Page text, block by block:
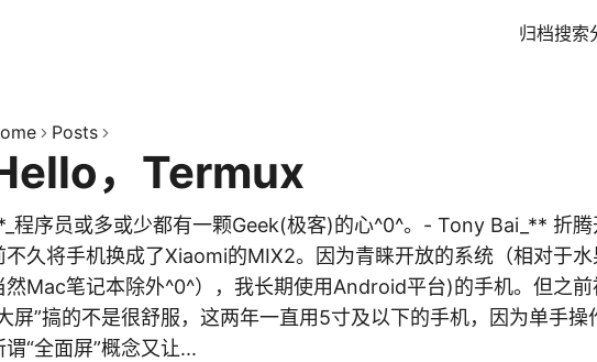
归档搜索
Posts
，Termux
程序员或多或少都有一颗Geek(极客)的心^0^。- Tony Bai_** 折
不久将手机换成了Xiaomi的MIX2。因为青睐开放的系统（相对于水
然Mac笔记本除外^0^），我长期使用Android平台)的手机。但之
屏”搞的不是很舒服，这两年一直用5寸及以下的手机，因为单手
谓“全面屏”概念又让...